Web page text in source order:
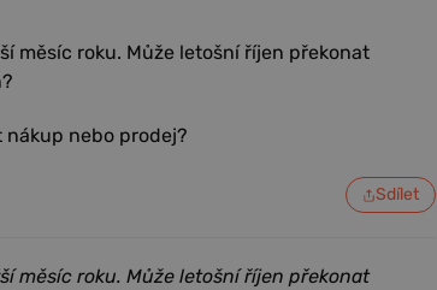
měsíc roku. Může letošní říjen překonat
Sdílet
měsíc roku. Může letošní říjen překonat